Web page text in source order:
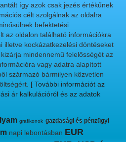
így azok csak jezés értékűnek
célt szolgálnak az oldalra
befektetési
az oldalon található információkra
illetve kockázatkezelési döntéseket
mindennemű felelősségét az
vagy adatra alapított
származó bármilyen közvetlen
[ További információt az
ár kalkulációról és az adatok
grafikonok gazdasági és pénzügyi
napi lebontásban EUR